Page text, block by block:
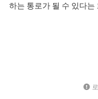
하는 통로가 될 수 있다는